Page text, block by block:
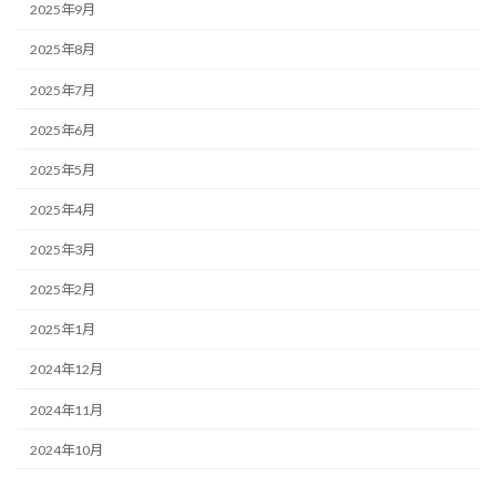
2025年9月
2025年8月
2025年7月
2025年6月
2025年5月
2025年4月
2025年3月
2025年2月
2025年1月
2024年12月
2024年11月
2024年10月